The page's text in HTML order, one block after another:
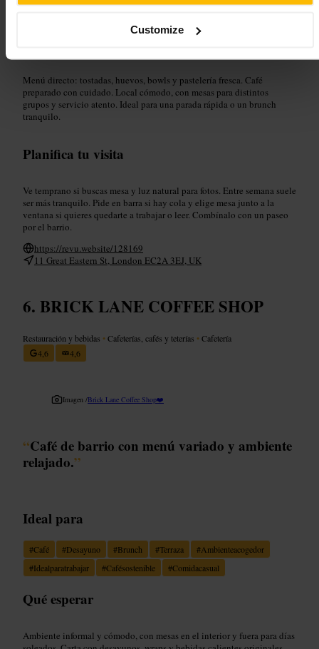
Customize
Menú directo: tostadas, huevos, bowls y pastelería fresca. Café
preparado con cuidado. Local cómodo, con mesas para distintos
grupos y servicio atento. Ideal para una parada rápida o un brunch
tranquilo.
Planifica tu visita
Ve temprano si buscas mesa y luz natural para fotos. Entre semana suele
ser más tranquilo. Pide en barra si hay cola y elige mesa junto a la
ventana si quieres quedarte a trabajar o leer. Combínalo con un paseo
por el barrio.
https://revu.website/128169
11 Great Eastern St, London EC2A 3EJ, UK
BRICK LANE COFFEE SHOP
Restauración y bebidas •Cafeterías, cafés y teterías •Cafetería
4,6
4,6
Imagen /Brick Lane Coffee Shop❤️
“Café de barrio con menú variado y ambiente
relajado.”
Ideal para
#Café #Desayuno #Brunch #Terraza #Ambienteacogedor
#Idealparatrabajar #Cafésostenible #Comidacasual
Qué esperar
Ambiente informal y cómodo, con mesas en el interior y fuera para días